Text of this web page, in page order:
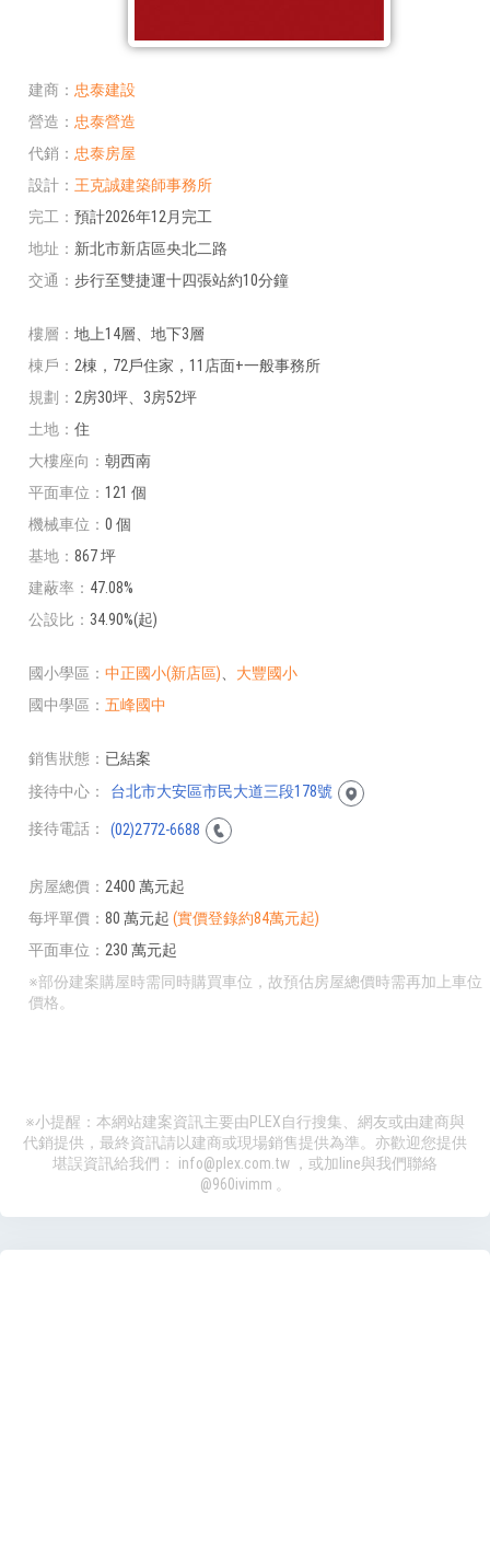
建商
忠泰建設
營造
忠泰營造
代銷
忠泰房屋
設計
王克誠建築師事務所
完工
預計2026年12月完工
地址
新北市新店區央北二路
交通
步行至雙捷運十四張站約10分鐘
樓層
地上14層、地下3層
棟戶
2棟，72戶住家，11店面+一般事務所
規劃
2房30坪、3房52坪
土地
住
大樓座向
朝西南
平面車位
121 個
機械車位
0 個
基地
867 坪
建蔽率
47.08%
公設比
34.90%(起)
國小學區 中正國小(新店區)
大豐國小
國中學區
五峰國中
銷售狀態
已結案
接待中心
台北市大安區市民大道三段178號
接待電話 (02)2772-6688
房屋總價
2400 萬元起
每坪單價
80 萬元起(實價登錄約84萬元起)
平面車位
230 萬元起
※部份建案購屋時需同時購買車位，故預估房屋總價時需再加上車位
價格。
※小提醒：本網站建案資訊主要由PLEX自行搜集、網友或由建商與
代銷提供，最終資訊請以建商或現場銷售提供為準。亦歡迎您提供
堪誤資訊給我們： info@plex.com.tw ，或加line與我們聯絡
@960ivimm 。